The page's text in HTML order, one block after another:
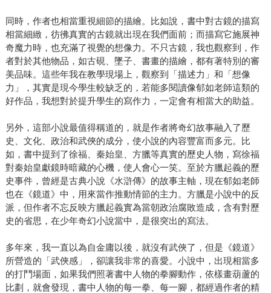
同時，作者也相當重視細節的描繪。比如說，書中對古鏡的描寫
相當細緻，彷彿真實的古鏡就出現在我們面前；而描寫它施展神
奇魔力時，也充滿了視覺的想像力。不只古鏡，我也觀察到，作
者對於其他物品，如古硯、墜子、書畫的描繪，都有著特別的審
美品味。這些年我在教學現場上，觀察到「描述力」和「想像
力」，其實是現今學生較缺乏的，若能多閱讀像郁如老師這類的
好作品，我想對於提升學生的寫作力，一定會有相當大的助益。
另外，這部小說最值得稱道的，就是作者將奇幻故事融入了歷
史、文化、政治和武俠的成分，使小說的內容豐富而多元。比
如，書中提到了徐福、秦始皇、方臘等真實的歷史人物，寫徐福
對秦始皇獻鏡時暗藏的心機，使人會心一笑。至於方臘起義的歷
史事件，曾經是古典小說《水滸傳》的故事主軸，現在郁如老師
也在《鏡道》中，用來當作推動情節的主力。方臘是小說中的反
派，但作者不忘反映方臘起義實為當朝政治腐敗造成，含有對歷
史的省思，在少年奇幻小說當中，是很突出的寫法。
多年來，我一直以為自金庸以後，就沒有武俠了，但是《鏡道》
所營造的「武俠感」，卻讓我非常的喜愛。小說中，出現相當多
的打鬥場面，如果我們照著書中人物的拳腳動作，依樣畫葫蘆的
比劃，就會發現，書中人物的每一拳、每一腳，都經過作者的精